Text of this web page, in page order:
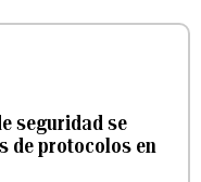
seguridad se
de protocolos en